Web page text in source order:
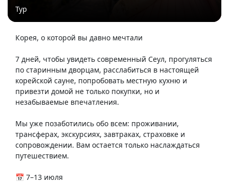
Тур
Корея, о которой вы давно мечтали
7 дней, чтобы увидеть современный Сеул, прогуляться
по старинным дворцам, расслабиться в настоящей
корейской сауне, попробовать местную кухню и
привезти домой не только покупки, но и
незабываемые впечатления.
Мы уже позаботились обо всем: проживании,
трансферах, экскурсиях, завтраках, страховке и
сопровождении. Вам остается только наслаждаться
путешествием.
📅 7–13 июля